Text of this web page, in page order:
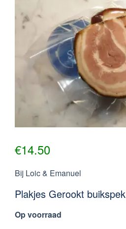
€14.50
Bij Loic & Emanuel
Plakjes Gerookt buikspek
Op voorraad